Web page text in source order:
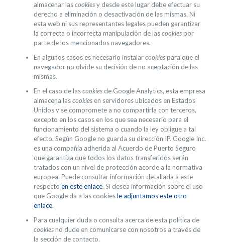
almacenar lascookiesy desde este lugar debe efectuar su
derecho a eliminación o desactivación de las mismas. Ni
esta web ni sus representantes legales pueden garantizar
la correcta o incorrecta manipulación de lascookiespor
parte de los mencionados navegadores.
En algunos casos es necesario instalarcookiespara que el
navegador no olvide su decisión de no aceptación de las
mismas.
En el caso de lascookies de Google Analytics, esta empresa
almacena lascookies en servidores ubicados en Estados
Unidos y se compromete a no compartirla con terceros,
excepto en los casos en los que sea necesario para el
funcionamiento del sistema o cuando la ley obligue a tal
efecto. Según Google no guarda su dirección IP. Google Inc.
es una compañía adherida al Acuerdo de Puerto Seguro
que garantiza que todos los datos transferidos serán
tratados con un nivel de protección acorde a la normativa
europea. Puede consultar información detallada a este
respectoen este enlace. Si desea información sobre el uso
que Google da a las cookiesle adjuntamos este otro
enlace.
Para cualquier duda o consulta acerca de esta política de
cookiesno dude en comunicarse con nosotros a través de
la sección de contacto.